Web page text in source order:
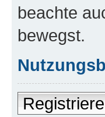
beachte
bewegst.